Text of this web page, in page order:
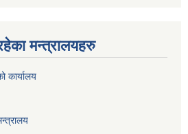
मन्त्रालयहरु
कार्यालय